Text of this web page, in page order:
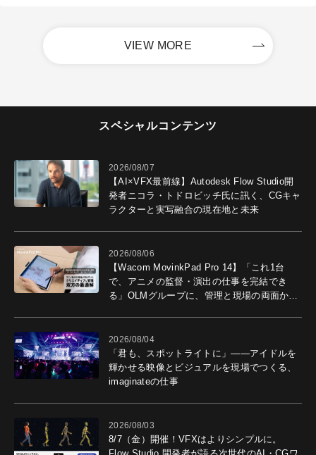
VIEW MORE
スペシャルコンテンツ
2026/08/07
【AI×VFX最前線】Autodesk Flow Studio開
発者ニコラ・トドロビッチ氏に訊く、CGキャ
ラクターと実写融合の現在地と未来
2026/08/06
【Wacom MovinkPad Pro 14】「これ1台
で、アニメの監督・演出の仕事を完結でき
る」OLMグループに、管理と現場の両面から
2026/08/04
「君も、スポットライトに」――アイドルを
輝かせる映像とビジュアルを現場でつくる、
imaginateの仕事
2026/08/03
8/7（金）開催！VFXはよりシンプルに。